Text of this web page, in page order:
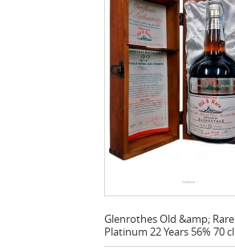
Glenrothes Old &amp; Rare
Platinum 22 Years 56% 70 cl